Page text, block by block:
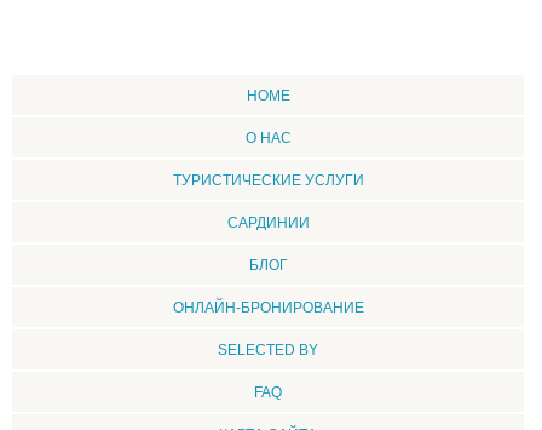
HOME
О НАС
ТУРИСТИЧЕСКИЕ УСЛУГИ
CАРДИНИИ
БЛОГ
ОНЛАЙН-БРОНИРОВАНИЕ
SELECTED BY
FAQ